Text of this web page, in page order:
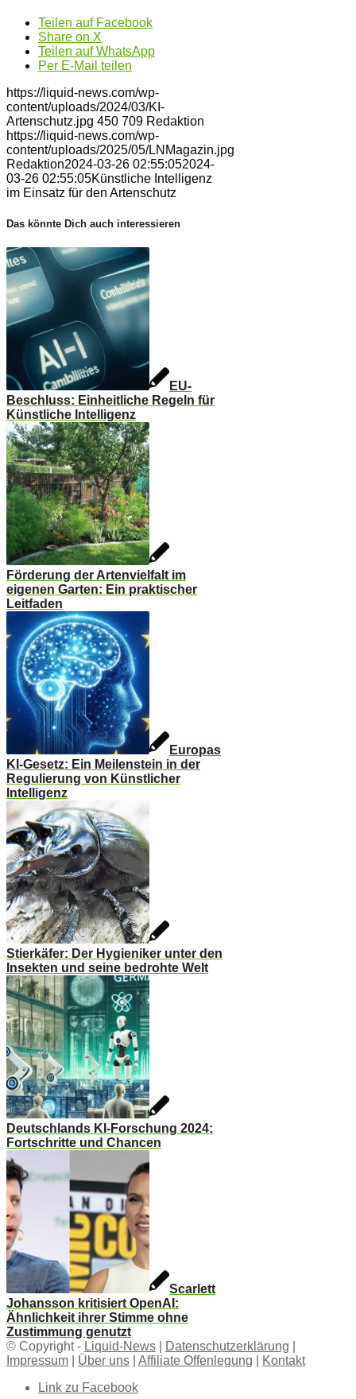
Teilen auf Facebook
Share on X
Teilen auf WhatsApp
Per E-Mail teilen
https://liquid-news.com/wp-
content/uploads/2024/03/KI-
Artenschutz.jpg 450 709 Redaktion
https://liquid-news.com/wp-
content/uploads/2025/05/LNMagazin.jpg
Redaktion2024-03-26 02:55:052024-
03-26 02:55:05Künstliche Intelligenz
im Einsatz für den Artenschutz
Das könnte Dich auch interessieren
EU-
Beschluss: Einheitliche Regeln für
Künstliche Intelligenz
Förderung der Artenvielfalt im
eigenen Garten: Ein praktischer
Leitfaden
Europas
KI-Gesetz: Ein Meilenstein in der
Regulierung von Künstlicher
Intelligenz
Stierkäfer: Der Hygieniker unter den
Insekten und seine bedrohte Welt
Deutschlands KI-Forschung 2024:
Fortschritte und Chancen
Scarlett
Johansson kritisiert OpenAI:
Ähnlichkeit ihrer Stimme ohne
Zustimmung genutzt
© Copyright - Liquid-News Datenschutzerklärung
Impressum
Über uns Affiliate Offenlegung
Kontakt
Link zu Facebook